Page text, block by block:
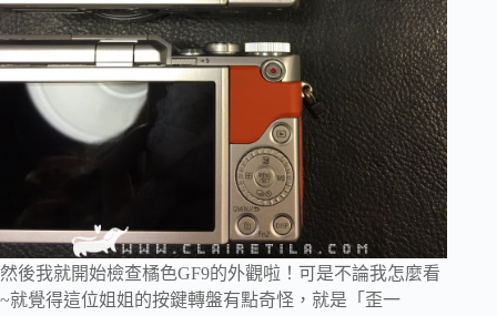
然後我就開始檢查橘色GF9的外觀啦！可是不論我怎麼看
~就覺得這位姐姐的按鍵轉盤有點奇怪，就是「歪一